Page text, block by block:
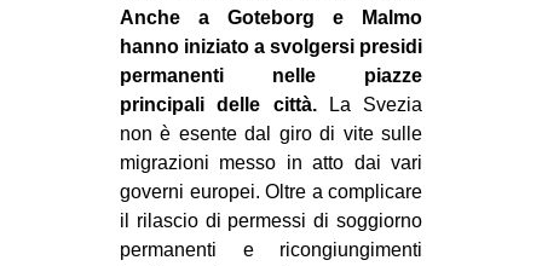
INTERNAZIONALE
AMERICHE
ESTREMO ORIENTE
EUROPA
MEDIO ORIENTE
Anche a Goteborg e Malmo
hanno iniziato a svolgersi presidi
permanenti nelle piazze
principali delle città.La Svezia
non è esente dal giro di vite sulle
migrazioni messo in atto dai vari
governi europei. Oltre a complicare
il rilascio di permessi di soggiorno
permanenti e ricongiungimenti